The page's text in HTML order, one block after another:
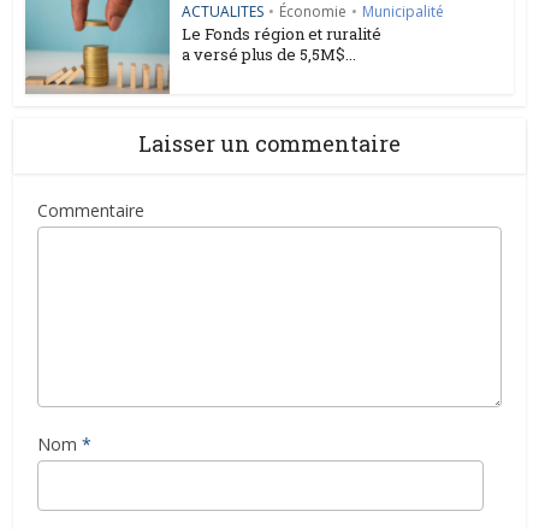
ACTUALITES • Économie • Municipalité
Le Fonds région et ruralité
a versé plus de 5,5M$...
Laisser un commentaire
Commentaire
Nom *